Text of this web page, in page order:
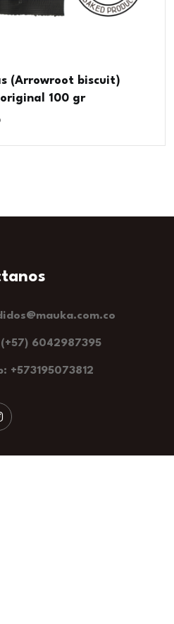
(Arrowroot biscuit)
100 gr
6042987395
+573195073812